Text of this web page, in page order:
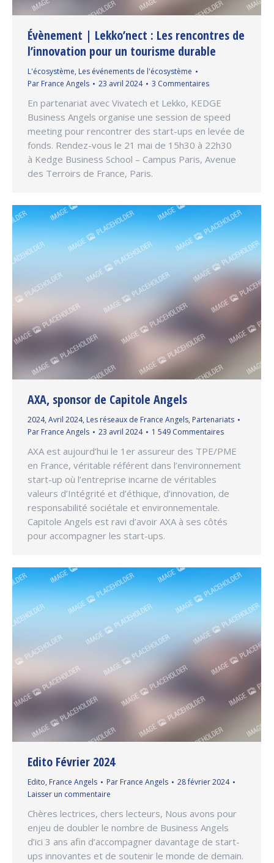
Évènement | Lekko’nect : Les rencontres de
l’innovation pour un tourisme durable
L'écosystème, Les événements de l'écosystème
Par France Angels 23 avril 2024 3 Commentaires
En partenariat avec Vivatech et Lekko, KEDGE
Business Angels organise une session de speed
meeting pour rencontrer des start-ups en levée de
fonds. Rendez-vous le 21 mai de 15h30 à 22h30
à Kedge Business School – Campus Paris, Avenue
des Terroirs de France, Paris.
AXA, sponsor de Capitole Angels
2024, Avril 2024, Les réseaux de France Angels, Partenariats
Par France Angels 23 avril 2024 1 549 Commentaires
AXA est aujourd’hui le 1er assureur des TPE/PME
en France, véritable référent dans l’environnement
start-up où l’entreprise incarne de véritables
valeurs d’Intégrité et d’éthique, d’innovation, de
responsabilité sociétale et environnementale.
Capitole Angels est ravi d’avoir AXA à ses côtés
pour accompagner les start-ups.
Edito Février 2024
Edito, France Angels Par France Angels
28 février 2024
Laisser un commentaire
Chères lectrices, chers lecteurs, Nous avons pour
enjeu de doubler le nombre de Business Angels
d’ici 3 ans afin d’accompagner davantage de start-
ups innovantes et de soutenir le monde de demain.